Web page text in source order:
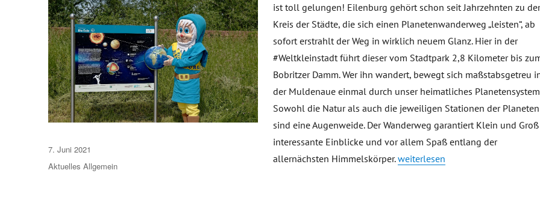
ist toll gelungen! Eilenburg gehört schon seit Jahrzehnten zu
Kreis der Städte, die sich einen Planetenwanderweg „leisten“, ab
sofort erstrahlt der Weg in wirklich neuem Glanz. Hier in der
#Weltkleinstadt führt dieser vom Stadtpark 2,8 Kilometer bis
Bobritzer Damm. Wer ihn wandert, bewegt sich maßstabsgetreu
der Muldenaue einmal durch unser heimatliches
Sowohl die Natur als auch die jeweiligen Stationen der Planeten
sind eine Augenweide. Der Wanderweg garantiert Klein und Groß
interessante Einblicke und vor allem Spaß entlang der
allernächsten Himmelskörper.„So nah warst Du noch nie –
weiterlesen
Veröffentlicht
am
7. Juni 2021
Aktuelles Allgemein